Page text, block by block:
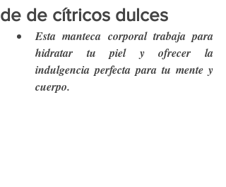
de de cítricos dulces
Esta manteca corporal trabaja para
hidratar tu piel y ofrecer la
indulgencia perfecta para tu mente y
cuerpo.